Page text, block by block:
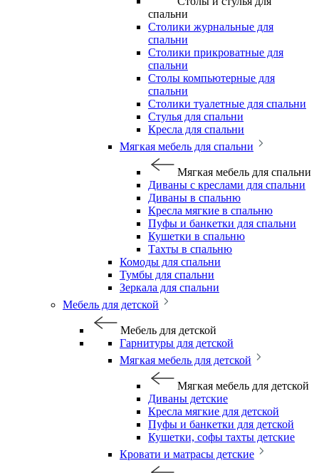
спальни
Столики журнальные для
спальни
Столики прикроватные для
спальни
Столы компьютерные для
спальни
Столики туалетные для спальни
Стулья для спальни
Кресла для спальни
Мягкая мебель для спальни
Мягкая мебель для спальни
Диваны с креслами для спальни
Диваны в спальню
Кресла мягкие в спальню
Пуфы и банкетки для спальни
Кушетки в спальню
Тахты в спальню
Комоды для спальни
Тумбы для спальни
Зеркала для спальни
Мебель для детской
Мебель для детской
Гарнитуры для детской
Мягкая мебель для детской
Мягкая мебель для детской
Диваны детские
Кресла мягкие для детской
Пуфы и банкетки для детской
Кушетки, софы тахты детские
Кровати и матрасы детские